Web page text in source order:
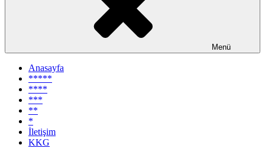
Menü
Anasayfa
*****
****
***
**
*
İletişim
KKG